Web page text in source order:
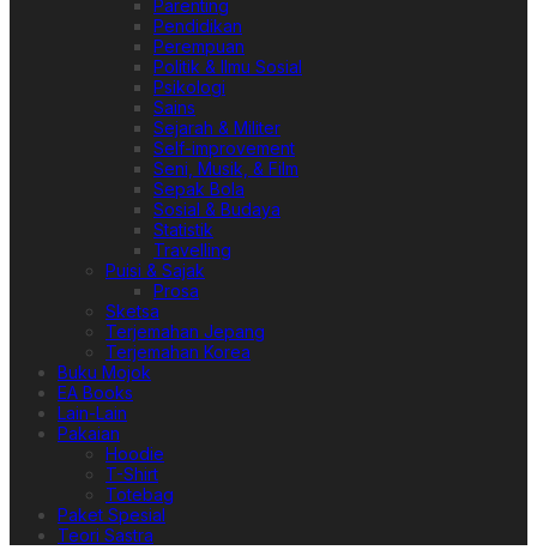
Parenting
Pendidikan
Perempuan
Politik & Ilmu Sosial
Psikologi
Sains
Sejarah & Militer
Self-improvement
Seni, Musik, & Film
Sepak Bola
Sosial & Budaya
Statistik
Travelling
Puisi & Sajak
Prosa
Sketsa
Terjemahan Jepang
Terjemahan Korea
Buku Mojok
EA Books
Lain-Lain
Pakaian
Hoodie
T-Shirt
Totebag
Paket Spesial
Teori Sastra